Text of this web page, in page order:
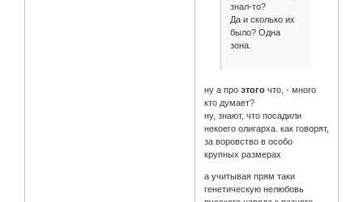
знал-то?
Да и сколько их
было? Одна
зона.
ну а проэтогочто, - много
кто думает?
ну, знают, что посадили
некоего олигарха. как говорят,
за воровство в особо
крупных размерах
а учитывая прям таки
генетическую нелюбовь